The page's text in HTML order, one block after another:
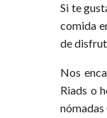
Si te
comida
de
Nos
Riads o
nómadas